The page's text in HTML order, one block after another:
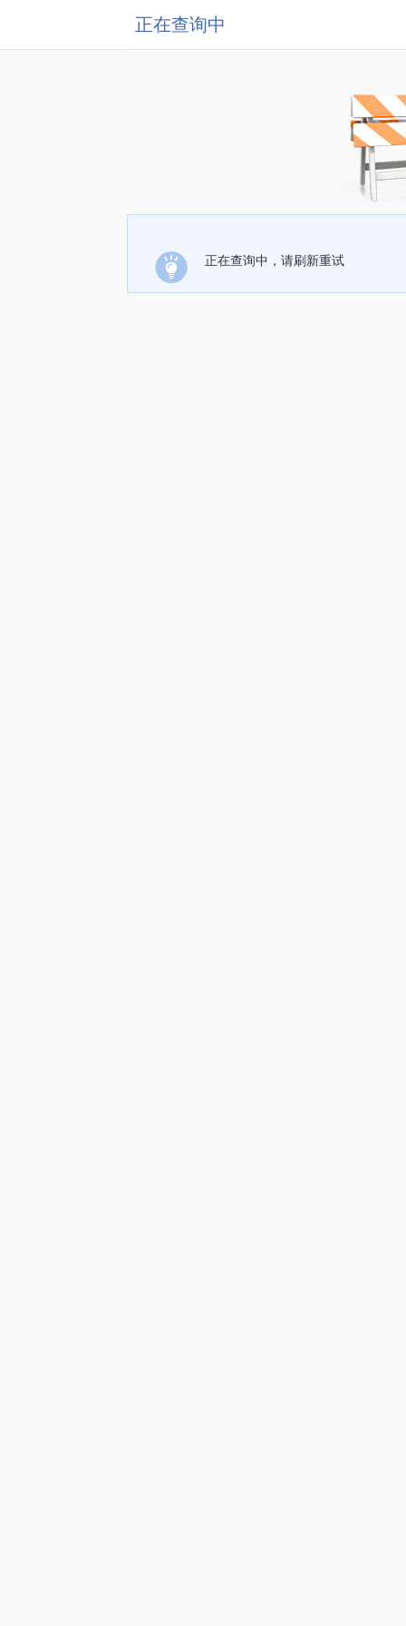
正在查询中
正在查询中，请刷新重试